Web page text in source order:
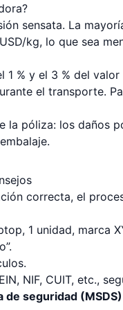
sensata. La
kg, lo que sea
% y el 3 % del
el transporte.
póliza: los daños
correcta, el
1 unidad, marca
NIF, CUIT, etc.,
de seguridad (MSDS)